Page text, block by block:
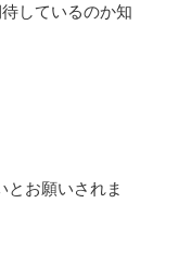
しているのか知
とお願いされま